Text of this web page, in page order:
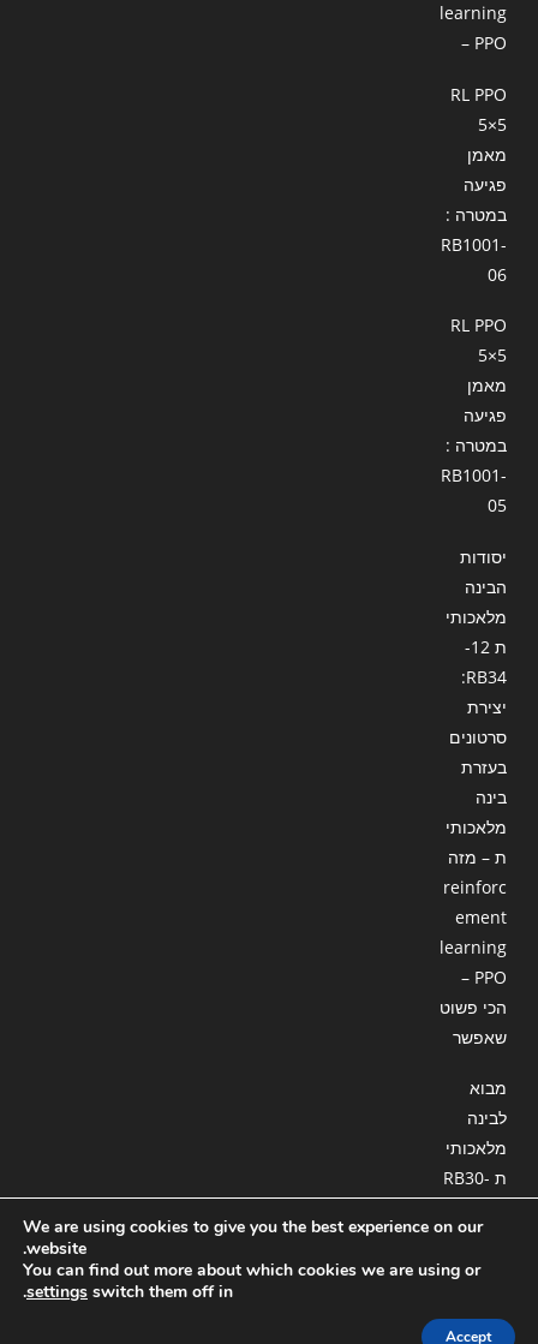
learning
– PPO
RL PPO
5×5
מאמן
פגיעה
במטרה :
RB1001-
06
RL PPO
5×5
מאמן
פגיעה
במטרה :
RB1001-
05
יסודות
הבינה
מלאכותי
ת 12-
RB34:
יצירת
סרטונים
בעזרת
בינה
מלאכותי
ת – מזה
reinforc
ement
learning
– PPO
הכי פשוט
שאפשר
מבוא
לבינה
מלאכותי
ת RB30-
המשך
חלק ג
We are using cookies to give you the best experience on our
website.
You can find out more about which cookies we are using or
switch them off in
settings
.
Accept